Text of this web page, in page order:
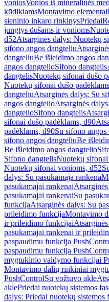
voniosVonios iš mineralinės
kūdikiamsMontavimo elementai
sieninio inkaro rinkinysPriedai
jungtys dušams ir vonioms
d52Atsarginės dalys: Nuotekų
sifono angos dangteliu
dangteliuBe išleidimo angos
angos dangtelioSifono dangtelis
dangtelisNuotekų sifonai dušo
Nuotekų sifonai dušo
dangteliuAtsarginės dalys: Su
angos dangtelioAtsarginės
dangtelioSifono dangtelis
sifonai dušo padėklams, d90
padėklams, d90Su sifono angos
sifono angos dangteliuBe
Be išleidimo angos dangtelio
Sifono dangtelisNuotekų
Nuotekų sifonai vonioms, d52
dalys: Su pasukamąja rankena
pasukamajai rankenai
pasukamajai rankenaiSu
funkcijaAtsarginės dalys: Su
prileidimo funkcijaMontavimo
ir prileidimo funkcijai
pasukamajai rankenai ir
paspaudimu funkcija
paspaudimu funkcija
mygtukinio valdymo funkcijai
Montavimo dalių rinkiniai
PushControlSu vožtuvo akle
aklePriedai nuotekų sistemos
dalys: Priedai nuotekų sistemos